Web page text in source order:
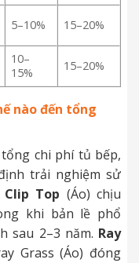
5–10% 15–20%
10–
15%
15–20%
nào đến tổng
tổng chi phí tủ bếp,
trải nghiệm sử
Top (Áo) chịu
khi bản lề phổ
sau 2–3 năm. Ray
Grass (Áo) đóng